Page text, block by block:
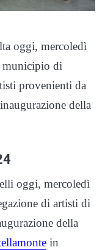
oggi, mercoledì
municipio di
provenienti da
della
oggi, mercoledì
di artisti di
della
in